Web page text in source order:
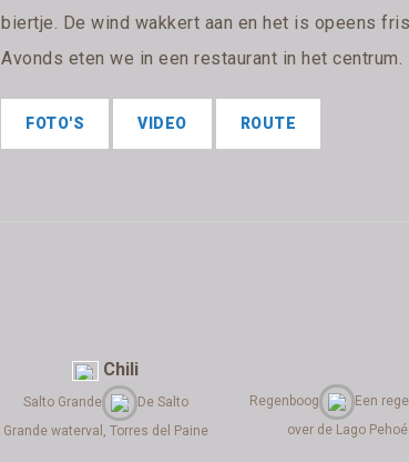
biertje. De wind wakkert aan en het is opeens
Avonds eten we in een restaurant in het centrum.
FOTO'S VIDEO ROUTE
Chili
Salto Grande
De Salto
Grande waterval, Torres del Paine
Regenboog
Een
over de Lago Pehoé